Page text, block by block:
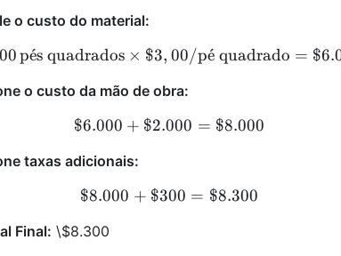
o custo do material:
2.000 \, \text{pés
pe
ˊs quadrados × $3, 00/pe
ˊquadrado =
o custo da mão de obra:
\$6.000 + \$2.000 =
$6.000 + $2.000 = $8.000
taxas adicionais:
\$8.000 + \$300 =
$8.000 + $300 = $8.300
Final: \$8.300